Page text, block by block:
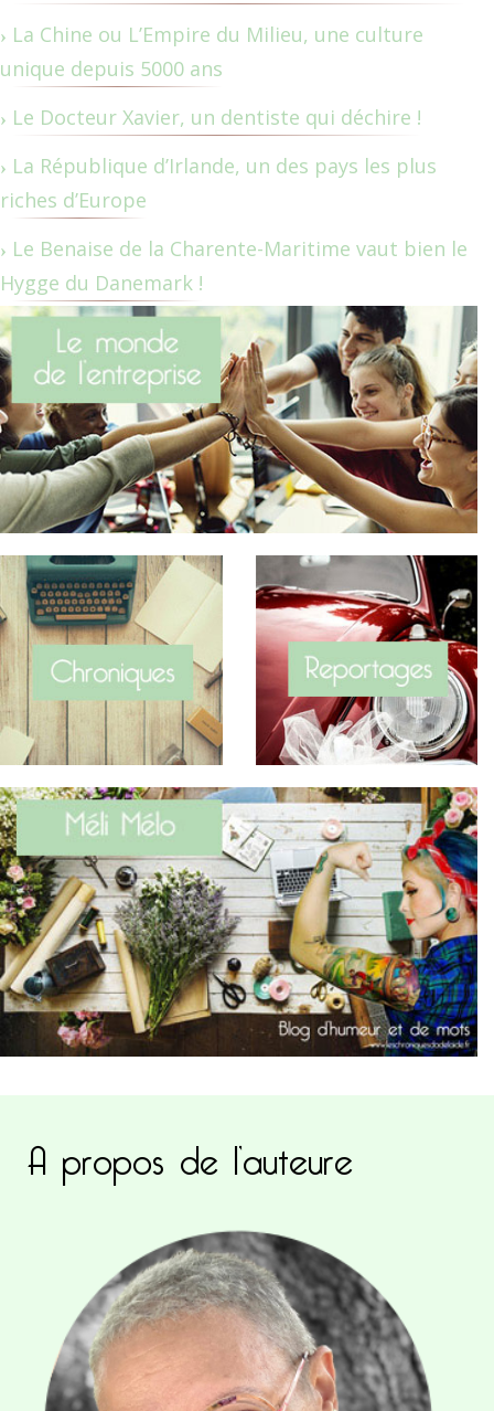
La Chine ou L’Empire du Milieu, une culture
unique depuis 5000 ans
Le Docteur Xavier, un dentiste qui déchire !
La République d’Irlande, un des pays les plus
riches d’Europe
Le Benaise de la Charente-Maritime vaut bien le
Hygge du Danemark !
A propos de l’auteure